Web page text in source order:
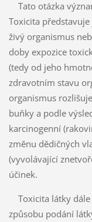
Tato otázka
Toxicita
živý organismus
doby expozice
(tedy od jeho
zdravotním stavu
organismus
buňky a podle
karcinogenní
změnu dědičných
(vyvolávající
účinek.
Toxicita látky dále
způsobu podání